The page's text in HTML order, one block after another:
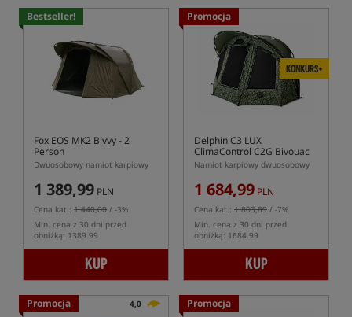
Bestseller!
Fox EOS MK2 Bivvy - 2
Person
Dwuosobowy namiot karpiowy
1 389,99 PLN
Cena kat.: 1 440,00 / -3%
Min. cena z 30 dni przed
obniżką: 1389.99
KUP
Promocja
KONKURS+
Delphin C3 LUX
ClimaControl C2G Bivouac
Namiot karpiowy dwuosobowy
1 684,99 PLN
Cena kat.: 1 803,89 / -7%
Min. cena z 30 dni przed
obniżką: 1684.99
KUP
Promocja 4,0 Promocja